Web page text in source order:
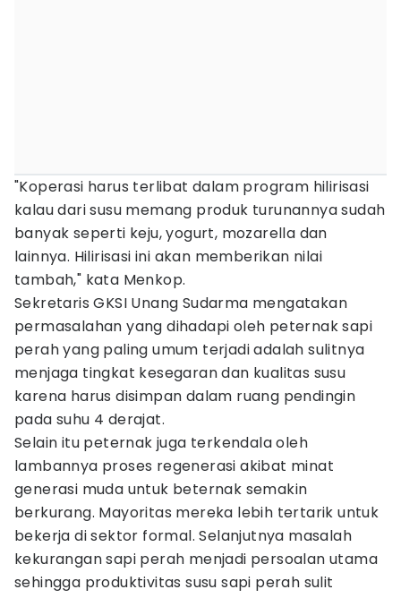
"Koperasi harus terlibat dalam program hilirisasi
kalau dari susu memang produk turunannya sudah
banyak seperti keju, yogurt, mozarella dan
lainnya. Hilirisasi ini akan memberikan nilai
tambah," kata Menkop.
Sekretaris GKSI Unang Sudarma mengatakan
permasalahan yang dihadapi oleh peternak sapi
perah yang paling umum terjadi adalah sulitnya
menjaga tingkat kesegaran dan kualitas susu
karena harus disimpan dalam ruang pendingin
pada suhu 4 derajat.
Selain itu peternak juga terkendala oleh
lambannya proses regenerasi akibat minat
generasi muda untuk beternak semakin
berkurang. Mayoritas mereka lebih tertarik untuk
bekerja di sektor formal. Selanjutnya masalah
kekurangan sapi perah menjadi persoalan utama
sehingga produktivitas susu sapi perah sulit